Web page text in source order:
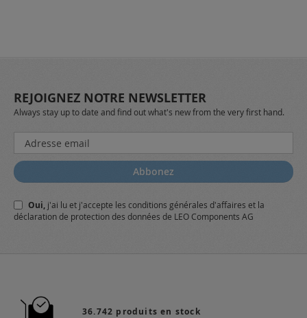
REJOIGNEZ NOTRE NEWSLETTER
Always stay up to date and find out what's new from the very first hand.
Inscription
à
notre
lettre
:
Abbonez
Oui, j'ai lu et j'accepte les conditions générales d'affaires et la
déclaration de protection des données de LEO Components AG
36.742 produits en stock